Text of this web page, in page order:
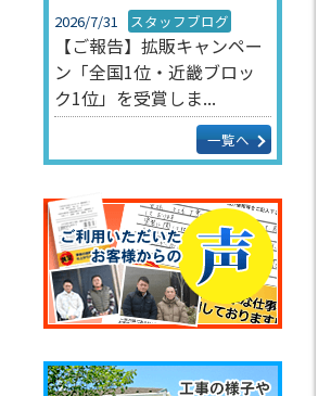
2026/7/31 スタッフブログ
【ご報告】拡販キャンペー
ン「全国1位・近畿ブロッ
ク1位」を受賞しま...
一覧へ